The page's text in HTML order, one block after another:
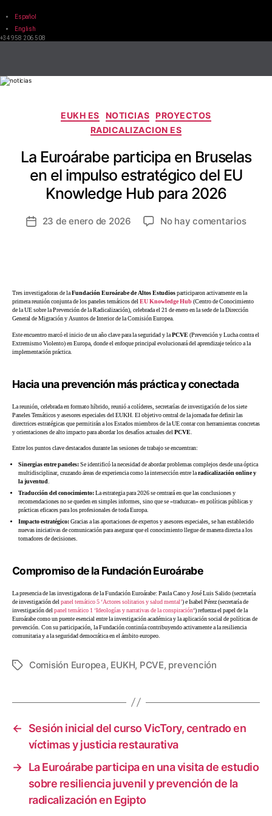
Español
English
+34 958 206 508
EUKH ES NOTICIAS PROYECTOS
RADICALIZACION ES
La Euroárabe participa en Bruselas
en el impulso estratégico del EU
Knowledge Hub para 2026
23 de enero de 2026 No hay comentarios
Tres investigadoras de laFundación Euroárabe de Altos Estudiosparticiparon activamente en la
primera reunión conjunta de los paneles temáticos delEU Knowledge Hub(Centro de Conocimiento
de la UE sobre la Prevención de la Radicalización), celebrada el 21 de enero en la sede de la Dirección
General de Migración y Asuntos de Interior de la Comisión Europea.
Este encuentro marcó el inicio de un año clave para la seguridad y laPCVE(Prevención y Lucha contra el
Extremismo Violento) en Europa, donde el enfoque principal evolucionará del aprendizaje teórico a la
implementación práctica.
Hacia una prevención más práctica y conectada
La reunión, celebrada en formato híbrido, reunió a colíderes, secretarías de investigación de los siete
Paneles Temáticos y asesores especiales del EUKH. El objetivo central de la jornada fue definir las
directrices estratégicas que permitirán a los Estados miembros de la UE contar con herramientas concretas
y orientaciones de alto impacto para abordar los desafíos actuales delPCVE.
Entre los puntos clave destacados durante las sesiones de trabajo se encuentran:
Sinergias entre paneles:Se identificó la necesidad de abordar problemas complejos desde una óptica
multidisciplinar, cruzando áreas de experiencia como la intersección entre laradicalización online y
la juventud.
Traducción del conocimiento:La estrategia para 2026 se centrará en que las conclusiones y
recomendaciones no se queden en simples informes, sino que se «traduzcan» en políticas públicas y
prácticas eficaces para los profesionales de toda Europa.
Impacto estratégico:Gracias a las aportaciones de expertos y asesores especiales, se han establecido
nuevas iniciativas de comunicación para asegurar que el conocimiento llegue de manera directa a los
tomadores de decisiones.
Compromiso de la Fundación Euroárabe
La presencia de las investigadoras de la Fundación Euroárabe: Paula Cano y José Luis Salido (secretaría
de investigación delpanel temático 5 ‘Actores solitarios y salud mental’) e Isabel Pérez (secretaría de
investigación delpanel temático 1 ‘Ideologías y narrativas de la conspiración‘) refuerza el papel de la
Euroárabe como un puente esencial entre la investigación académica y la aplicación social de políticas de
prevención. Con su participación, la Fundación continúa contribuyendo activamente a la resiliencia
comunitaria y a la seguridad democrática en el ámbito europeo.
Comisión Europea, EUKH, PCVE, prevención
←
Sesión inicial del curso VicTory, centrado en
víctimas y justicia restaurativa
→ La Euroárabe participa en una visita de estudio
sobre resiliencia juvenil y prevención de la
radicalización en Egipto